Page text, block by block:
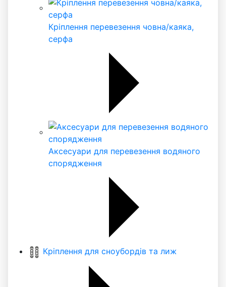
Кріплення перевезення човна/каяка,
серфа
Аксесуари для перевезення водяного
спорядження
Кріплення для сноубордів та лиж